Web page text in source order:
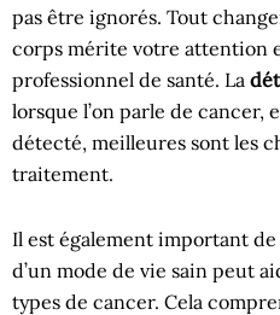
pas être ignorés. Tout
corps mérite votre attention
professionnel de santé. La
lorsque l’on parle de cancer,
détecté, meilleures sont les
traitement.
Il est également important
d’un mode de vie sain peut
types de cancer. Cela